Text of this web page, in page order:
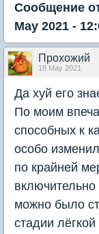
Сообщение
May 2021 -
Прохожий
18 May 2021
Да хуй его
По моим
способных к
особо
по крайней
можно было
стадии